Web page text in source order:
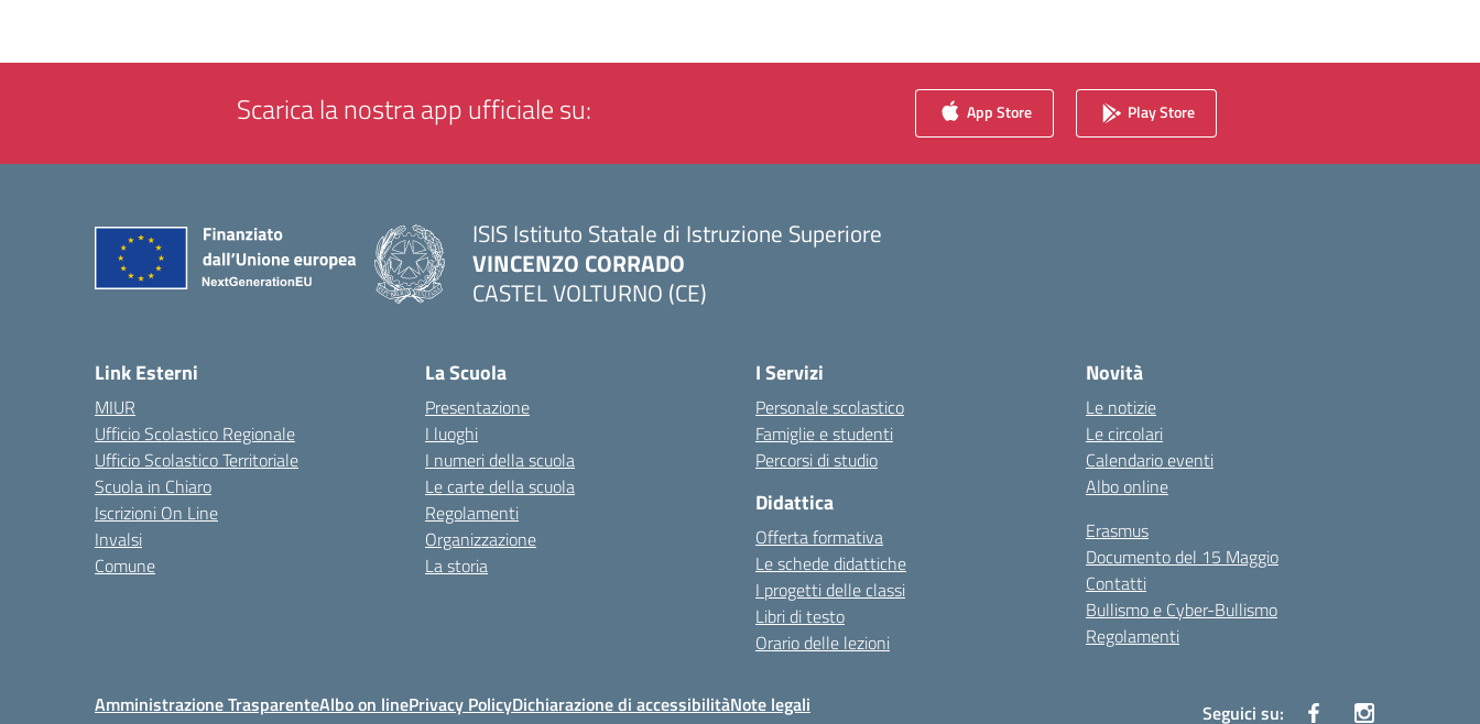
Scarica la nostra app ufficiale su: App Store Play Store
ISIS Istituto Statale di Istruzione Superiore
VINCENZO CORRADO
CASTEL VOLTURNO (CE)
Link Esterni
MIUR
Ufficio Scolastico Regionale
Ufficio Scolastico Territoriale
Scuola in Chiaro
Iscrizioni On Line
Invalsi
Comune
La Scuola
Presentazione
I luoghi
I numeri della scuola
Le carte della scuola
Regolamenti
Organizzazione
La storia
I Servizi
Personale scolastico
Famiglie e studenti
Percorsi di studio
Didattica
Offerta formativa
Le schede didattiche
I progetti delle classi
Libri di testo
Orario delle lezioni
Novità
Le notizie
Le circolari
Calendario eventi
Albo online
Erasmus
Documento del 15 Maggio
Contatti
Bullismo e Cyber-Bullismo
Regolamenti
Amministrazione TrasparenteAlbo on linePrivacy PolicyDichiarazione di accessibilitàNote legali Seguici su: